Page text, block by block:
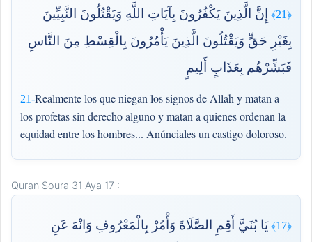
﴿21﴾
إِنَّ الَّذِينَ يَكْفُرُونَ بِآيَاتِ اللَّهِ وَيَقْتُلُونَ النَّبِيِّينَ
بِغَيْرِ حَقٍّ وَيَقْتُلُونَ الَّذِينَ يَأْمُرُونَ بِالْقِسْطِ مِنَ النَّاسِ
فَبَشِّرْهُم بِعَذَابٍ أَلِيمٍ
21-Realmente los que niegan los signos de Allah y matan a
los profetas sin derecho alguno y matan a quienes ordenan la
equidad entre los hombres... Anúnciales un castigo doloroso.
Quran Soura 31 Aya 17 :
﴿17﴾
يَا بُنَيَّ أَقِمِ الصَّلَاةَ وَأْمُرْ بِالْمَعْرُوفِ وَانْهَ عَنِ